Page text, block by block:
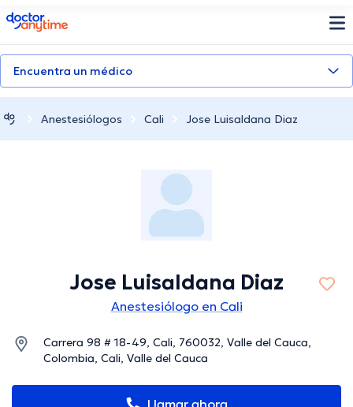
doctoranytime
Encuentra un médico
Anestesiólogos Cali Jose Luisaldana Diaz
Jose Luisaldana Diaz
Anestesiólogo en Cali
Carrera 98 # 18-49, Cali, 760032, Valle del Cauca,
Colombia, Cali, Valle del Cauca